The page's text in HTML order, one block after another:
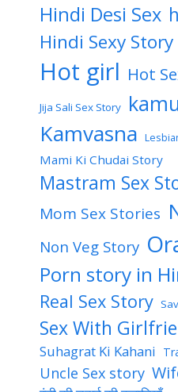
Hindi Desi Sex
Hindi Sexy Story
Hot girl Hot
Jija Sali Sex Story
Kamvasna
Mami Ki Chudai Story
Mastram Sex
Mom Sex Stories
Non Veg Story
Porn story in
Real Sex Story
Sex With
Suhagrat Ki Kahani
Uncle Sex story